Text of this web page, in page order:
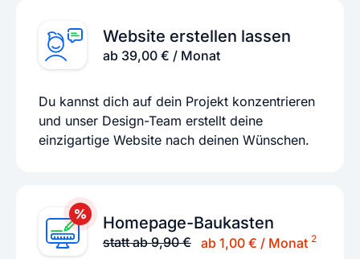
Website erstellen lassen
ab 39,00 € / Monat
Du kannst dich auf dein Projekt konzentrieren
und unser Design-Team erstellt deine
einzigartige Website nach deinen Wünschen.
Homepage-Baukasten
statt ab 9,90 € ab 1,00 € / Monat 2